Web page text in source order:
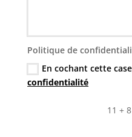
Politique de
En cochant cette
confidentialité
11 + 8